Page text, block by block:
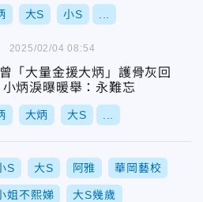
大S 小S
「大量金援大炳」護骨灰回
小炳淚曝暖舉：永難忘
大炳 大S
2025/02/04 08:54
S 大S 阿雅 華岡藝校
姐不熙娣 大S幾歲